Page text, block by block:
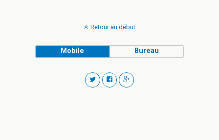
Retour au début
Mobile Bureau